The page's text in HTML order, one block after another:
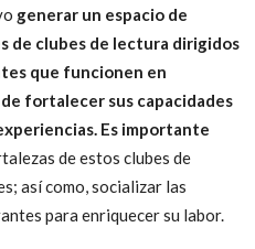
generar un espacio de
de clubes de lectura dirigidos
que funcionen en
fortalecer sus capacidades
Es importante
de estos clubes de
así como, socializar las
para enriquecer su labor.